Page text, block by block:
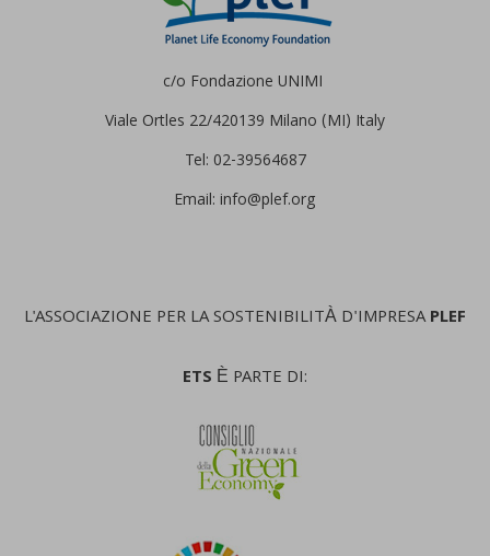
c/o Fondazione UNIMI
Viale Ortles 22/420139 Milano (MI) Italy
Tel: 02-39564687
Email: info@plef.org
L'ASSOCIAZIONE PER LA SOSTENIBILITÀ D'IMPRESAPLEF
ETS È PARTE DI: